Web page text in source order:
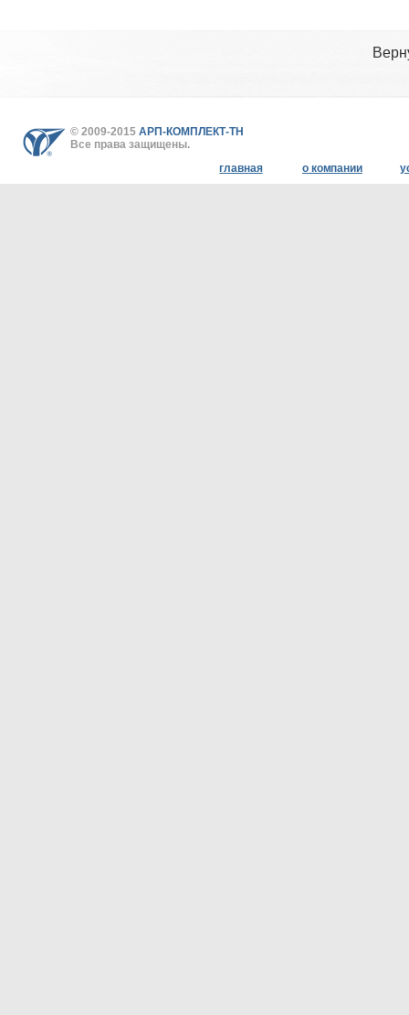
© 2009-2015 АРП-КОМПЛЕКТ-ТН
Все права защищены.
главная
о компании